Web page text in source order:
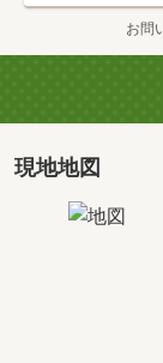
◆◇◆家具・家
エアコン・カー
みＯＫ！
さらに引っ越し
軽減。
お問
現地地図